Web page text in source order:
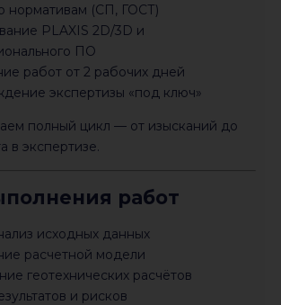
нормативам (СП, ГОСТ)
PLAXIS 2D/3D и
ПО
работ от 2 рабочих дней
экспертизы «под ключ»
полный цикл — от изысканий до
в экспертизе.
работ
исходных данных
расчетной модели
геотехнических расчётов
и рисков